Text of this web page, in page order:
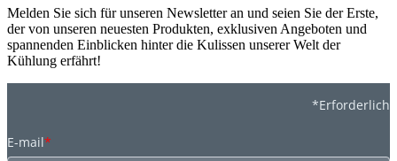
Melden Sie sich für unseren Newsletter an und seien Sie der Erste,
der von unseren neuesten Produkten, exklusiven Angeboten und
spannenden Einblicken hinter die Kulissen unserer Welt der
Kühlung erfährt!
*Erforderlich
E-mail*